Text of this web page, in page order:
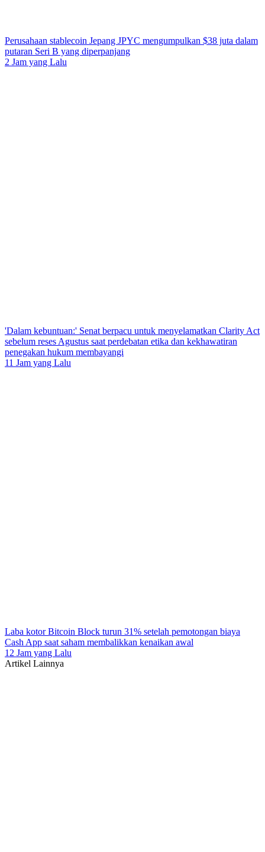
Perusahaan stablecoin Jepang JPYC mengumpulkan $38 juta dalam
putaran Seri B yang diperpanjang
2 Jam yang Lalu
'Dalam kebuntuan:' Senat berpacu untuk menyelamatkan Clarity Act
sebelum reses Agustus saat perdebatan etika dan kekhawatiran
penegakan hukum membayangi
11 Jam yang Lalu
Laba kotor Bitcoin Block turun 31% setelah pemotongan biaya
Cash App saat saham membalikkan kenaikan awal
12 Jam yang Lalu
Artikel Lainnya